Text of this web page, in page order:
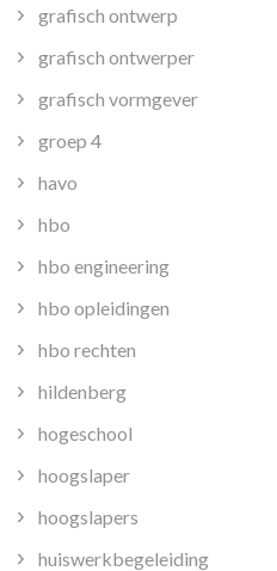
grafisch ontwerp
grafisch ontwerper
grafisch vormgever
groep 4
havo
hbo
hbo engineering
hbo opleidingen
hbo rechten
hildenberg
hogeschool
hoogslaper
hoogslapers
huiswerkbegeleiding